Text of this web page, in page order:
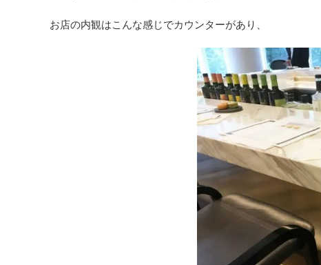
お店の内観はこんな感じでカウンターがあり、